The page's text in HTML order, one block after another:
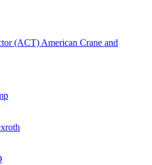
American Crane and